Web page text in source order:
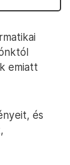
emiatt
és